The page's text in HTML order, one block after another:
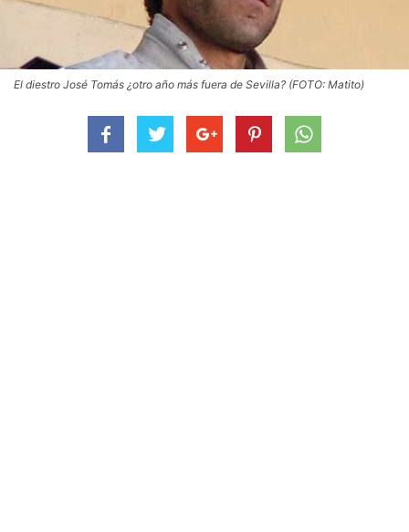
El diestro José Tomás ¿otro año más fuera de Sevilla? (FOTO: Matito)